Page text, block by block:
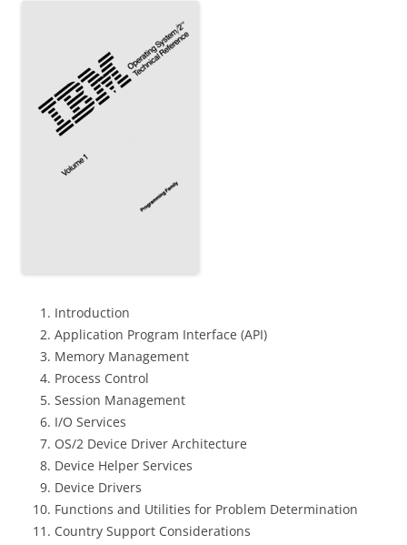
Introduction
Application Program Interface (API)
Memory Management
Process Control
Session Management
I/O Services
OS/2 Device Driver Architecture
Device Helper Services
Device Drivers
Functions and Utilities for Problem Determination
Country Support Considerations